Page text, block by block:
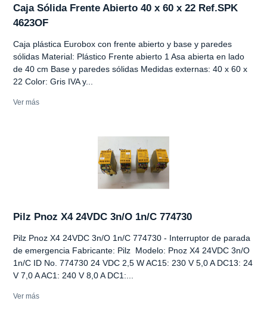
Caja Sólida Frente Abierto 40 x 60 x 22 Ref.SPK
4623OF
Caja plástica Eurobox con frente abierto y base y paredes
sólidas Material: Plástico Frente abierto 1 Asa abierta en lado
de 40 cm Base y paredes sólidas Medidas externas: 40 x 60 x
22 Color: Gris IVA y...
Ver más
Pilz Pnoz X4 24VDC 3n/O 1n/C 774730
Pilz Pnoz X4 24VDC 3n/O 1n/C 774730 - Interruptor de parada
de emergencia Fabricante: Pilz Modelo: Pnoz X4 24VDC 3n/O
1n/C ID No. 774730 24 VDC 2,5 W AC15: 230 V 5,0 A DC13: 24
V 7,0 A AC1: 240 V 8,0 A DC1:...
Ver más